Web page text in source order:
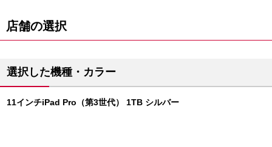
店舗の選択
選択した機種・カラー
11インチiPad Pro（第3世代） 1TB シルバー